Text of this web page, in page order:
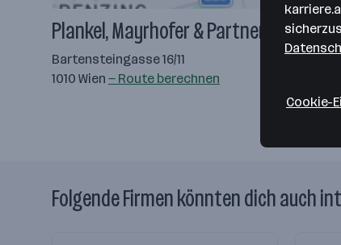
Plankel, Mayrhofer & Partner
Bartensteingasse 16/11
1010 Wien — Route berechnen
Folgende Firmen könnten dich auch
Cookie-